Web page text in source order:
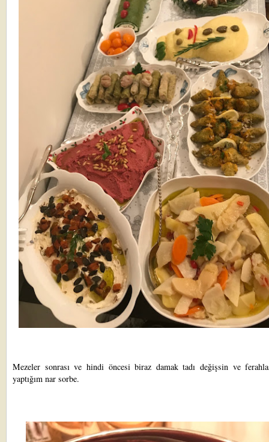
Mezeler sonrası ve hindi öncesi biraz damak tadı değişsin ve
yaptığım nar sorbe.